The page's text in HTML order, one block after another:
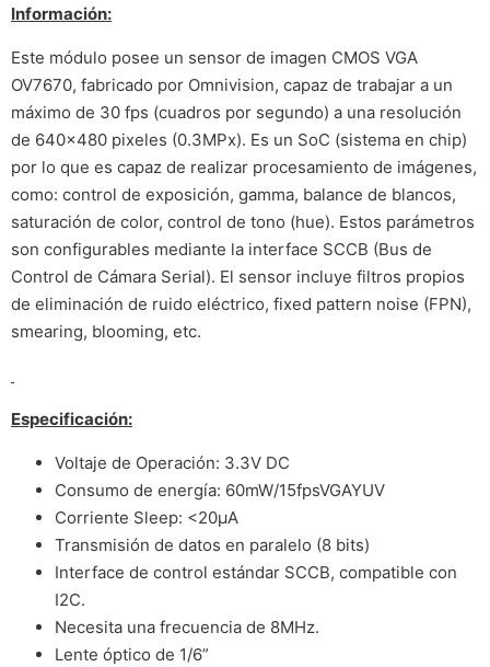
Información:
Este módulo posee un sensor de imagen CMOS VGA
OV7670, fabricado por Omnivision, capaz de trabajar a un
máximo de 30 fps (cuadros por segundo) a una resolución
de 640×480 pixeles (0.3MPx). Es un SoC (sistema en chip)
por lo que es capaz de realizar procesamiento de imágenes,
como: control de exposición, gamma, balance de blancos,
saturación de color, control de tono (hue). Estos parámetros
son configurables mediante la interface SCCB (Bus de
Control de Cámara Serial). El sensor incluye filtros propios
de eliminación de ruido eléctrico, fixed pattern noise (FPN),
smearing, blooming, etc.
Especificación:
Voltaje de Operación: 3.3V DC
Consumo de energía: 60mW/15fpsVGAYUV
Corriente Sleep: <20μA
Transmisión de datos en paralelo (8 bits)
Interface de control estándar SCCB, compatible con
I2C.
Necesita una frecuencia de 8MHz.
Lente óptico de 1/6”